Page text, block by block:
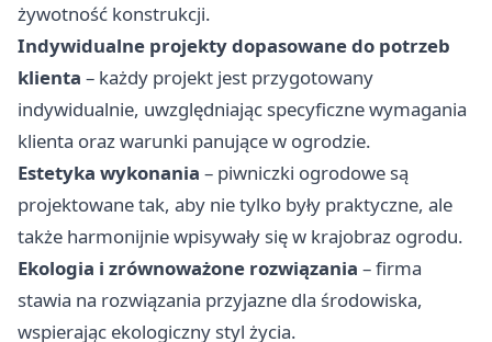
żywotność konstrukcji.
Indywidualne projekty dopasowane do potrzeb
klienta – każdy projekt jest przygotowany
indywidualnie, uwzględniając specyficzne wymagania
klienta oraz warunki panujące w ogrodzie.
Estetyka wykonania – piwniczki ogrodowe są
projektowane tak, aby nie tylko były praktyczne, ale
także harmonijnie wpisywały się w krajobraz ogrodu.
Ekologia i zrównoważone rozwiązania – firma
stawia na rozwiązania przyjazne dla środowiska,
wspierając ekologiczny styl życia.